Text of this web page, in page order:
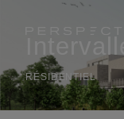
RÉSIDENTIEL